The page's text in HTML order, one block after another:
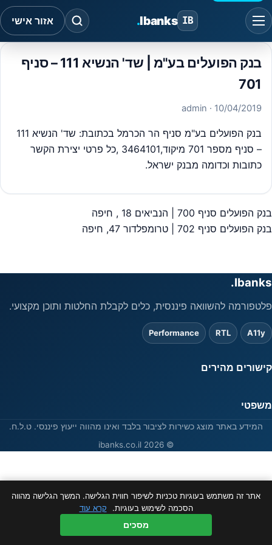
IB
Ibanks
. אזור אישי
בנק הפועלים בע"מ | שד' הנשיא 111 – סניף
701
10/04/2019
· admin
בנק הפועלים בע"מ סניף הר הכרמל בכתובת: שד' הנשיא 111
– סניף מספר 701 מיקוד,3464101 ,כל פרטי יצירת הקשר
כתובות וכדומה מבנק ישראל.
ניווט
בנק הפועלים סניף 700 | הנביאים 18 , חיפה
בנק הפועלים סניף 702 | טרומפלדור 47, חיפה
Ibanks.
פלטפורמה להשוואה פיננסית, כלים לקבלת החלטות ותוכן מקצועי.
A11y
RTL
Performance
קישורים מהירים
משפטי
המידע באתר מוצג כשירות לציבור בלבד ואינו מהווה ייעוץ פיננסי. ט.ל.ח.
© 2026 ibanks.co.il
אתר זה משתמש בעוגיות טכניות לשיפור חווית הגלישה. המשך הגלישה מהווה
הסכמה לשימוש בעוגיות.
קרא עוד
מסכים